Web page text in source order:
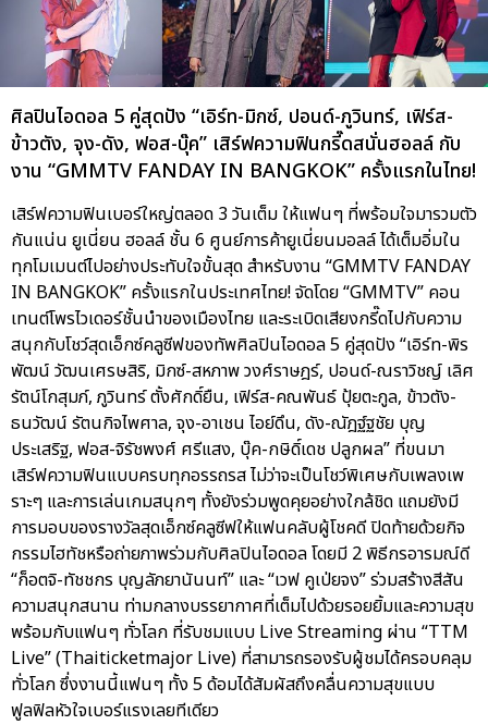
ศิลปินไอดอล 5 คู่สุดปัง “เอิร์ท-มิกซ์, ปอนด์-ภูวินทร์, เฟิร์ส-
ข้าวตัง, จุง-ดัง, ฟอส-บุ๊ค” เสิร์ฟความฟินกรี๊ดสนั่นฮอลล์ กับ
งาน “GMMTV FANDAY IN BANGKOK” ครั้งแรกในไทย!
เสิร์ฟความฟินเบอร์ใหญ่ตลอด 3 วันเต็ม ให้แฟนๆ ที่พร้อมใจมารวมตัว
กันแน่น ยูเนี่ยน ฮอลล์ ชั้น 6 ศูนย์การค้ายูเนี่ยนมอลล์ ได้เต็มอิ่มใน
ทุกโมเมนต์ไปอย่างประทับใจขั้นสุด สำหรับงาน “GMMTV FANDAY
IN BANGKOK” ครั้งแรกในประเทศไทย! จัดโดย “GMMTV” คอน
เทนต์โพรไวเดอร์ชั้นนำของเมืองไทย และระเบิดเสียงกรี๊ดไปกับความ
สนุกกับโชว์สุดเอ็กซ์คลูซีฟของทัพศิลปินไอดอล 5 คู่สุดปัง “เอิร์ท-พิร
พัฒน์ วัฒนเศรษสิริ, มิกซ์-สหภาพ วงศ์ราษฎร์, ปอนด์-ณราวิชญ์ เลิศ
รัตน์โกสุมภ์, ภูวินทร์ ตั้งศักดิ์ยืน, เฟิร์ส-คณพันธ์ ปุ้ยตะกูล, ข้าวตัง-
ธนวัฒน์ รัตนกิจไพศาล, จุง-อาเชน ไอย์ดึน, ดัง-ณัฎฐ์ฐชัย บุญ
ประเสริฐ, ฟอส-จิรัชพงศ์ ศรีแสง, บุ๊ค-กษิดิ์เดช ปลูกผล” ที่ขนมา
เสิร์ฟความฟินแบบครบทุกอรรถรส ไม่ว่าจะเป็นโชว์พิเศษกับเพลงเพ
ราะๆ และการเล่นเกมสนุกๆ ทั้งยังร่วมพูดคุยอย่างใกล้ชิด แถมยังมี
การมอบของรางวัลสุดเอ็กซ์คลูซีฟให้แฟนคลับผู้โชคดี ปิดท้ายด้วยกิจ
กรรมไฮทัชหรือถ่ายภาพร่วมกับศิลปินไอดอล โดยมี 2 พิธีกรอารมณ์ดี
“ก็อตจิ-ทัชชกร บุญลัภยานันนท์” และ “เวฟ คูเป่ยจง” ร่วมสร้างสีสัน
ความสนุกสนาน ท่ามกลางบรรยากาศที่เต็มไปด้วยรอยยิ้มและความสุข
พร้อมกับแฟนๆ ทั่วโลก ที่รับชมแบบ Live Streaming ผ่าน “TTM
Live” (Thaiticketmajor Live) ที่สามารถรองรับผู้ชมได้ครอบคลุม
ทั่วโลก ซึ่งงานนี้แฟนๆ ทั้ง 5 ด้อมได้สัมผัสถึงคลื่นความสุขแบบ
ฟูลฟิลหัวใจเบอร์แรงเลยทีเดียว